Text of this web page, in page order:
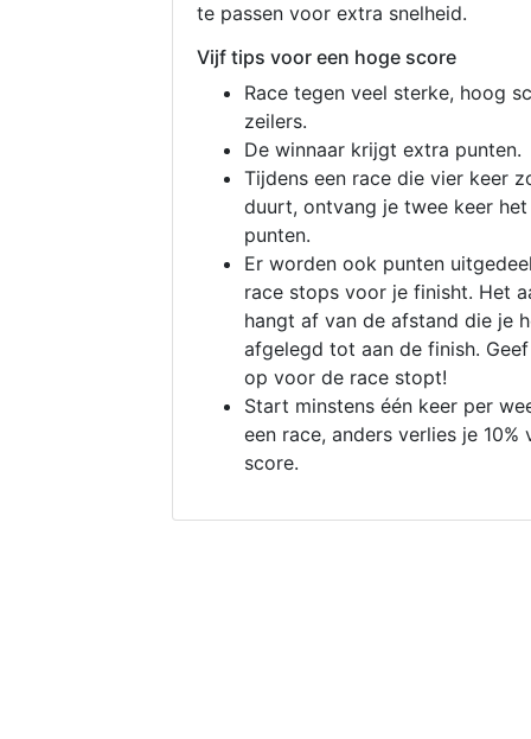
te passen voor extra snelheid.
Vijf tips voor een hoge score
Race tegen veel sterke, hoog
zeilers.
De winnaar krijgt extra punten.
Tijdens een race die vier keer
duurt, ontvang je twee keer
punten.
Er worden ook punten
race stops voor je finisht. Het
hangt af van de afstand die je
afgelegd tot aan de finish.
op voor de race stopt!
Start minstens één keer per
een race, anders verlies je 10%
score.